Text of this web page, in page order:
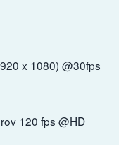
x 1080) @30fps
120 fps @HD